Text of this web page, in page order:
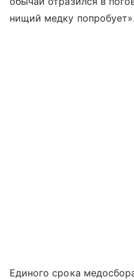
нищий медку попробует».
Единого срока